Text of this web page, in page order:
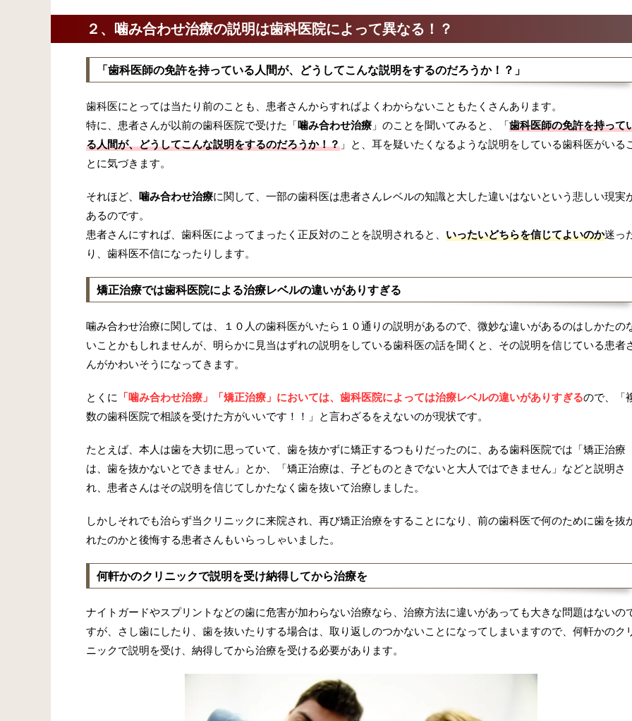
２、噛み合わせ治療の説明は歯科医院によって異なる！？
「歯科医師の免許を持っている人間が、どうしてこんな説明をするのだろうか！？」
歯科医にとっては当たり前のことも、患者さんからすればよくわからないこともたくさんあります。
特に、患者さんが以前の歯科医院で受けた「噛み合わせ治療 」のことを聞いてみると、「歯科医師の免許を持って
る人間が、どうしてこんな説明をするのだろうか！？ 」と、耳を疑いたくなるような説明をしている歯科医がいる
とに気づきます。
それほど、 噛み合わせ治療に関して、一部の歯科医は患者さんレベルの知識と大した違いはないという悲しい現実
あるのです。
患者さんにすれば、歯科医によってまったく正反対のことを説明されると、 いったいどちらを信じてよいのか迷っ
り、歯科医不信になったりします。
矯正治療では歯科医院による治療レベルの違いがありすぎる
噛み合わせ治療に関しては、１０人の歯科医がいたら１０通りの説明があるので、微妙な違いがあるのはしかたの
いことかもしれませんが、明らかに見当はずれの説明をしている歯科医の話を聞くと、その説明を信じている患者
んがかわいそうになってきます。
とくに 「噛み合わせ治療 」「矯正治療 」においては、歯科医院によっては治療レベルの違いがありすぎるので、「
数の歯科医院で相談を受けた方がいいです！！」と言わざるをえないのが現状です。
たとえば、本人は歯を大切に思っていて、歯を抜かずに矯正するつもりだったのに、ある歯科医院では「矯正治療
は、歯を抜かないとできません」とか、「矯正治療は、子どものときでないと大人ではできません」などと説明さ
れ、患者さんはその説明を信じてしかたなく歯を抜いて治療しました。
しかしそれでも治らず当クリニックに来院され、再び矯正治療をすることになり、前の歯科医で何のために歯を抜
れたのかと後悔する患者さんもいらっしゃいました。
何軒かのクリニックで説明を受け納得してから治療を
ナイトガードやスプリントなどの歯に危害が加わらない治療なら、治療方法に違いがあっても大きな問題はないの
すが、さし歯にしたり、歯を抜いたりする場合は、取り返しのつかないことになってしまいますので、何軒かのク
ニックで説明を受け、納得してから治療を受ける必要があります。